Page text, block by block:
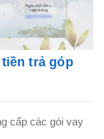
trả góp
cấp các gói vay